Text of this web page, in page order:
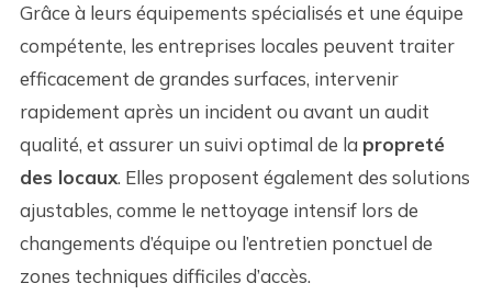
Grâce à leurs équipements spécialisés et une équipe
compétente, les entreprises locales peuvent traiter
efficacement de grandes surfaces, intervenir
rapidement après un incident ou avant un audit
qualité, et assurer un suivi optimal de la propreté
des locaux. Elles proposent également des solutions
ajustables, comme le nettoyage intensif lors de
changements d’équipe ou l’entretien ponctuel de
zones techniques difficiles d’accès.